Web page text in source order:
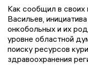
Как сообщил в своих
Васильев,
онкобольных и их
уровне областной
поиску ресурсов
здравоохранения